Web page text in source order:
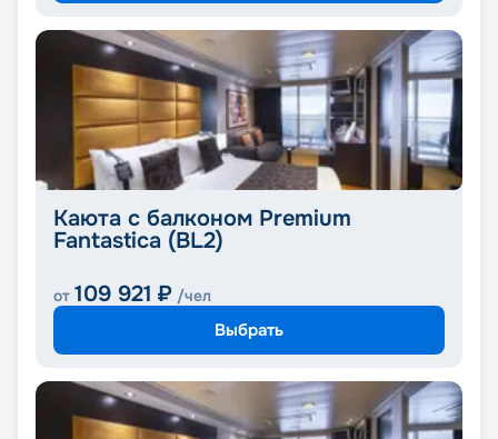
Каюта с балконом Premium
Fantastica (BL2)
от 109 921 ₽ /чел
Выбрать